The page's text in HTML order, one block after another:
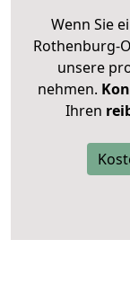
Wenn Sie
Rothenburg-
unsere
nehmen.
Ihren